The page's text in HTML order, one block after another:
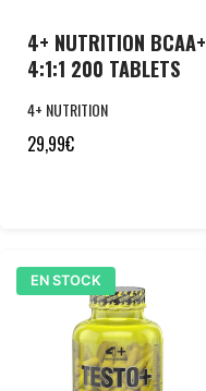
4+ NUTRITION BCAA+
4:1:1 200 TABLETS
4+ NUTRITION
29,99€
EN STOCK